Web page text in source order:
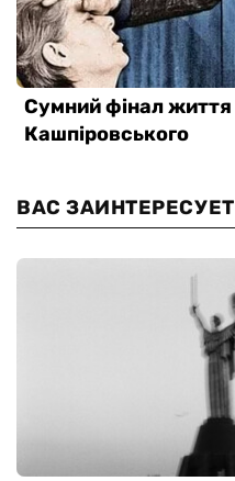
ВАС ЗАИНТЕРЕСУЕТ